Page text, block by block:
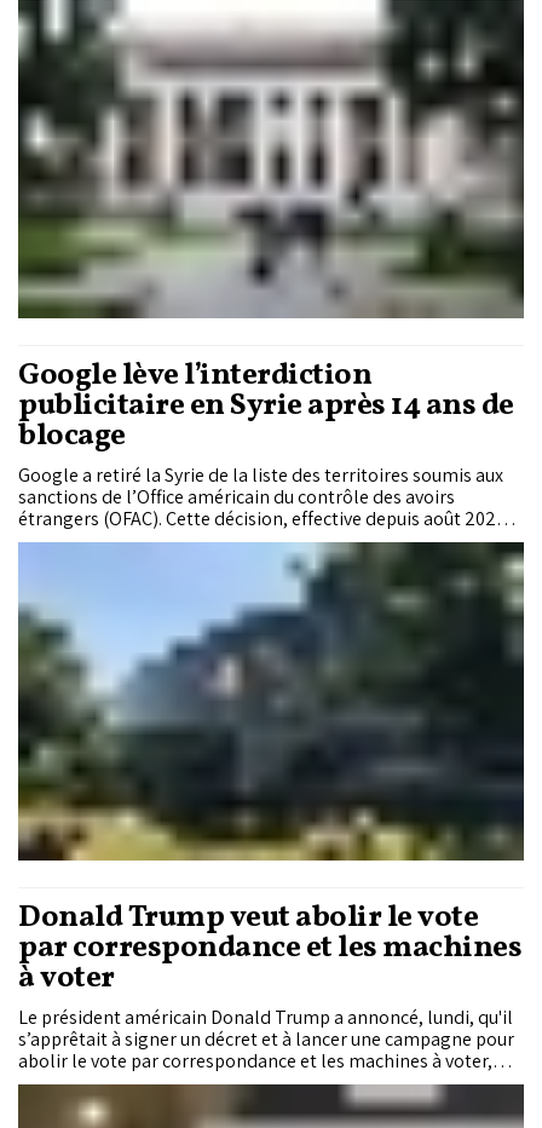
américain.
Google lève l’interdiction
publicitaire en Syrie après 14 ans de
blocage
Google a retiré la Syrie de la liste des territoires soumis aux
sanctions de l’Office américain du contrôle des avoirs
étrangers (OFAC). Cette décision, effective depuis août 2025,
met fin à plus d’une décennie de blocage et ouvre la voie au
retour des services publicitaires de Google dans le pays.
Donald Trump veut abolir le vote
par correspondance et les machines
à voter
Le président américain Donald Trump a annoncé, lundi, qu'il
s’apprêtait à signer un décret et à lancer une campagne pour
abolir le vote par correspondance et les machines à voter,
synonymes selon lui de "fraudes" électorales.